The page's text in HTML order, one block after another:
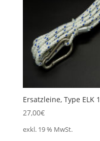
Ersatzleine, Type ELK
27,00€
exkl. 19 % MwSt.